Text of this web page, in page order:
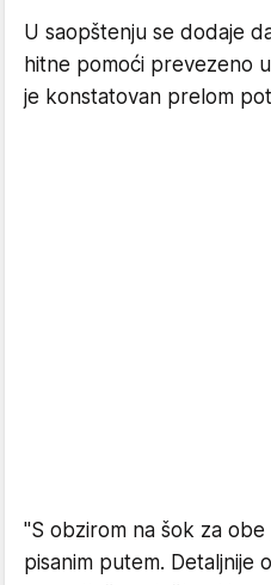
U saopštenju se dodaje
hitne pomoći prevezeno
je konstatovan prelom
"S obzirom na šok za
pisanim putem. Detaljnije